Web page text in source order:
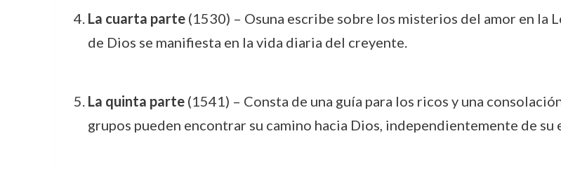
La cuarta parte(1530) – Osuna escribe sobre los misterios del amor en la
de Dios se manifiesta en la vida diaria del creyente.
La quinta parte(1541) – Consta de una guía para los ricos y una
grupos pueden encontrar su camino hacia Dios, independientemente de